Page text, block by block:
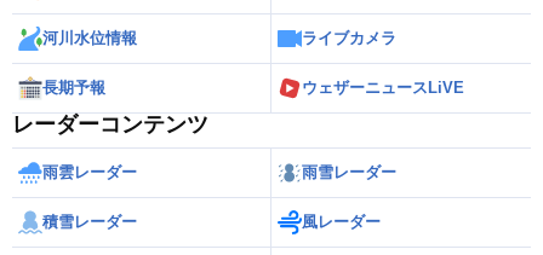
河川水位情報 ライブカメラ
長期予報 ウェザーニュースLiVE
レーダーコンテンツ
雨雲レーダー 雨雪レーダー
積雪レーダー 風レーダー